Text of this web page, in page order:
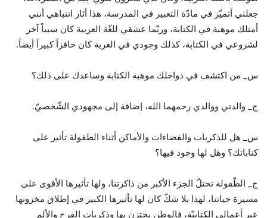
جعلني أتميّز في مادّة التعبير في المدرسة، هذا أثار انتباهي أنني
أمتلك موهبة في الكتابة، وربّما عشقي للغّة العربية كان سبباً آخر
لشروعي في الكتابة، كذلك وجودي في الغربة كان حافزاً كبيراً أيضاً.
س_ من اكتشف في دواخلك موهبة الكتابة وساعدك على ذلك؟
ج_ والدتي ووالدي رحمهما الله، إضافة إلى مجهودي الشّخصيّ.
س_ ﻫﻞ ﻟﻠﺬﻛﺮﻳﺎﺕ ﻭﺍﻟﻔﻀﺎﺀﺍﺕ ﻭﺍﻷﻣﺎﻛﻦ ﺃﺛﻨﺎﺀ ﺍﻟﻄﻔﻮﻟﺔ ﺗﺄﺛﻴﺮ ﻋﻠﻰ
كتاباتك؟ وهل لها وجود فيها؟
ج_ الطّفولة تحتلّ الجزء الأكبر من ذاكرتنا، ولها تأثيرها الأقوى على
مسيرة حياتنا، لهذا بلا شكّ كان لها تأثيرها الكبير في إطلاق مخزونها
عبر أعمالي الكتابيّة، فالوطن يختزن بها وذكريات الفرح والألم